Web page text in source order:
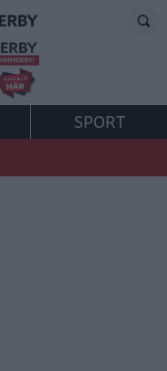
SPORT